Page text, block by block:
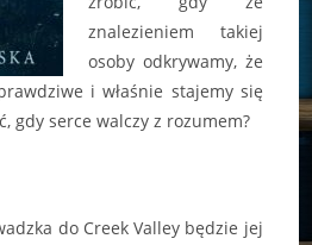
znalezieniem takiej
osoby odkrywamy, że
i właśnie stajemy się
gdy serce walczy z rozumem?
do Creek Valley będzie jej